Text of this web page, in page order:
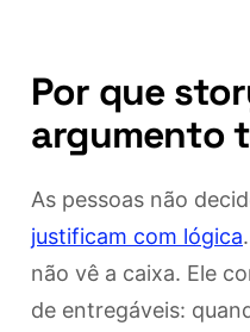
Por que
argumento
As pessoas não
justificam com lógica
não vê a caixa. Ele
de entregáveis: